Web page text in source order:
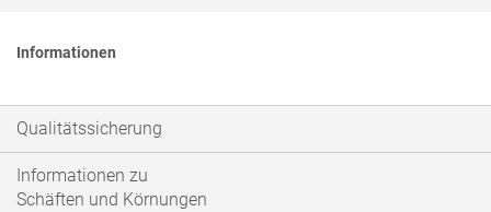
Informationen
Qualitätssicherung
Informationen zu
Schäften und Körnungen